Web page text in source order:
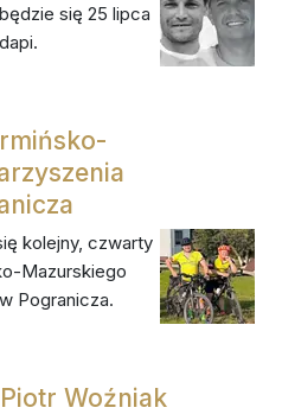
się 25 lipca
kolejny, czwarty
Mazurskiego
Pogranicza.
Woźniak